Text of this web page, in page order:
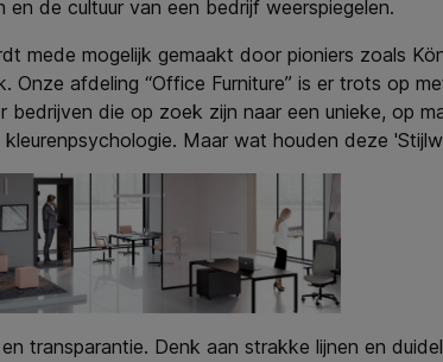
en de cultuur van een bedrijf weerspiegelen.
mede mogelijk gemaakt door pioniers zoals
Onze afdeling “Office Furniture” is er trots op
bedrijven die op zoek zijn naar een unieke, op
Maar wat houden deze
transparantie. Denk aan strakke lijnen en